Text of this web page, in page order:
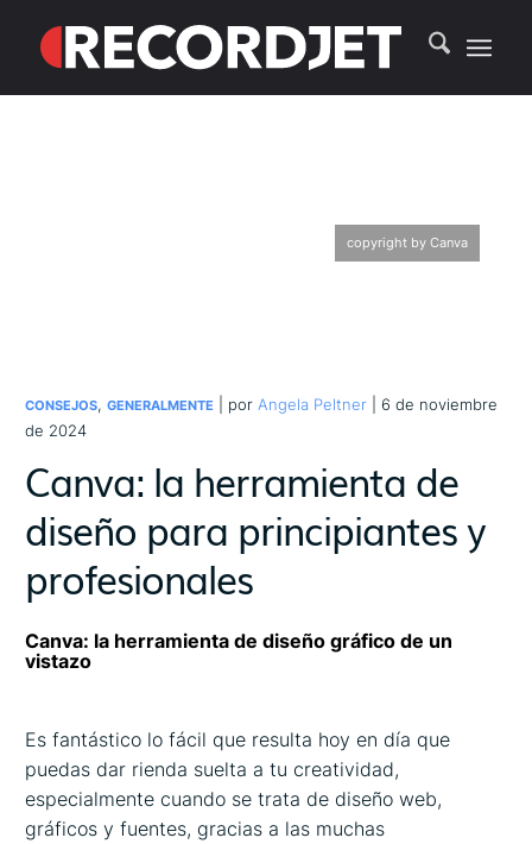
copyright by Canva
CONSEJOS,GENERALMENTE | por Angela Peltner | 6 de noviembre
de 2024
Canva: la herramienta de
diseño para principiantes y
profesionales
Canva: la herramienta de diseño gráfico de un
vistazo
Es fantástico lo fácil que resulta hoy en día que
puedas dar rienda suelta a tu creatividad,
especialmente cuando se trata de diseño web,
gráficos y fuentes, gracias a las muchas